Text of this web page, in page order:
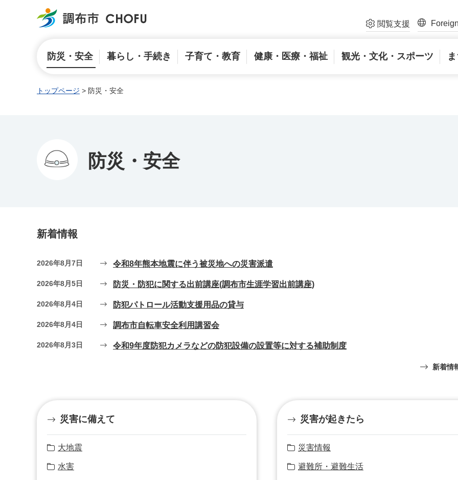
調布市 閲覧支援
防災・安全 暮らし・手続き 子育て・教育 健康・医療・福祉 観光・文化・スポーツ
トップページ > 防災・安全
防災・安全
新着情報
2026年8月7日 令和8年熊本地震に伴う被災地への災害派遣
2026年8月5日 防災・防犯に関する出前講座(調布市生涯学習出前講座)
2026年8月4日 防犯パトロール活動支援用品の貸与
2026年8月4日 調布市自転車安全利用講習会
2026年8月3日 令和9年度防犯カメラなどの防犯設備の設置等に対する補助制度
新着情
災害に備えて
大地震
水害
災害が起きたら
災害情報
避難所・避難生活